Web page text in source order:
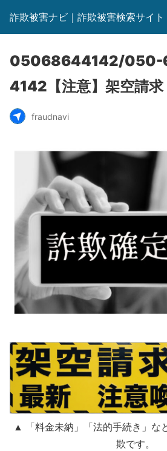
詐欺被害ナビ｜詐欺被害検索サイト
05068644142/050-
4142【注意】架空請求
fraudnavi
▲ 「料金未納」「法的手続き」な
欺です。